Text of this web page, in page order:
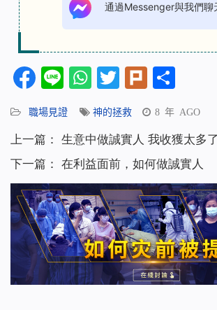
通過Messenger與我們聊
Facebook
LineWhatsApp
Twitter
Plurk
職場見證 神的拯救 8 年 AGO
上一篇： 生意中做誠實人 我收獲太多了
下一篇： 在利益面前，如何做誠實人